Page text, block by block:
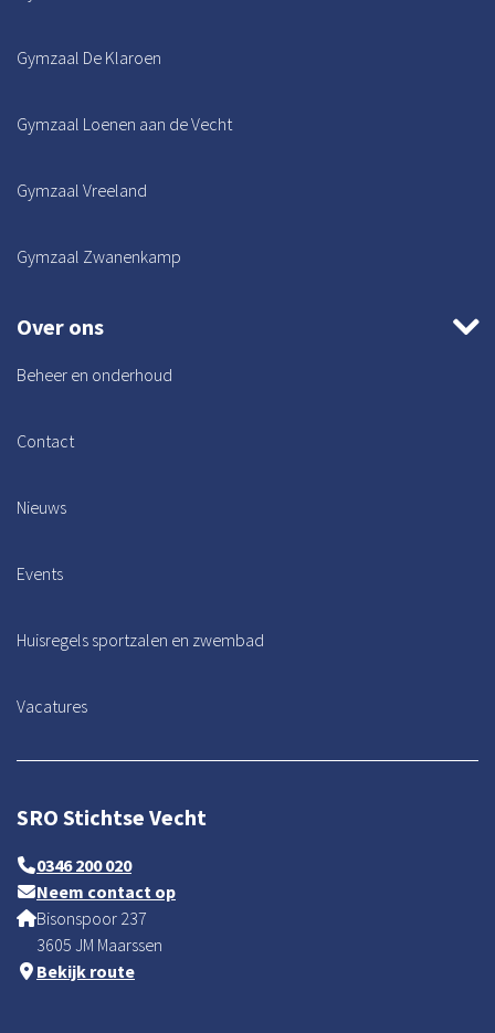
Gymzaal De Klaroen
Gymzaal Loenen aan de Vecht
Gymzaal Vreeland
Gymzaal Zwanenkamp
Over ons
Beheer en onderhoud
Contact
Nieuws
Events
Huisregels sportzalen en zwembad
Vacatures
SRO Stichtse Vecht
0346 200 020
Neem contact op
Bisonspoor 237
3605 JM Maarssen
Bekijk route